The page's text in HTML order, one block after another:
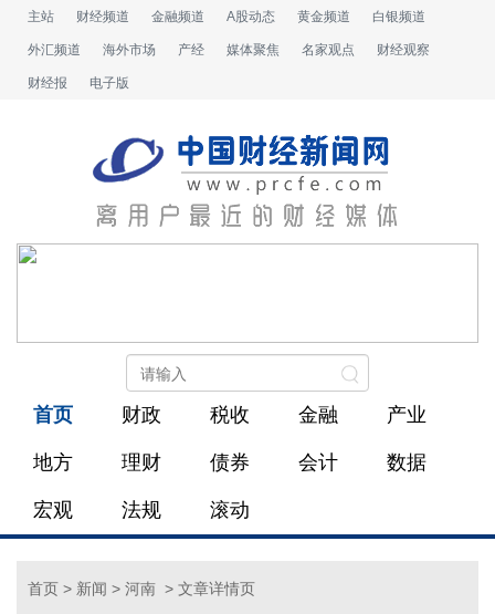
主站 财经频道 金融频道 A股动态 黄金频道 白银频道
外汇频道 海外市场 产经 媒体聚焦 名家观点 财经观察
财经报 电子版
首页 财政 税收 金融 产业
地方 理财 债券 会计 数据
宏观 法规 滚动
首页 > 新闻 > 河南 > 文章详情页